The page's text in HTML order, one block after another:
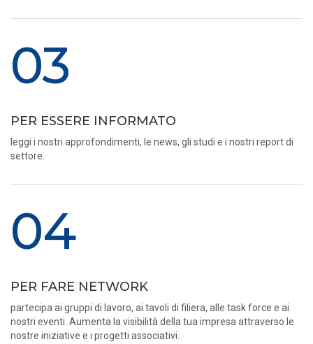
03
PER ESSERE INFORMATO
leggi i nostri approfondimenti, le news, gli studi e i nostri report di
settore.
04
PER FARE NETWORK
partecipa ai gruppi di lavoro, ai tavoli di filiera, alle task force e ai
nostri eventi. Aumenta la visibilità della tua impresa attraverso le
nostre iniziative e i progetti associativi.